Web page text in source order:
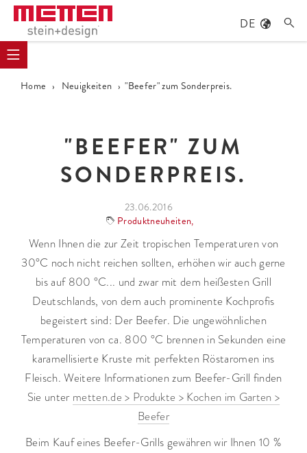
DE 
Home › Neuigkeiten › "Beefer" zum Sonderpreis.
"BEEFER" ZUM
SONDERPREIS.
23.06.2016
Produktneuheiten,
Wenn Ihnen die zur Zeit tropischen Temperaturen von
30°C noch nicht reichen sollten, erhöhen wir auch gerne
bis auf 800 °C... und zwar mit dem heißesten Grill
Deutschlands, von dem auch prominente Kochprofis
begeistert sind: Der Beefer. Die ungewöhnlichen
Temperaturen von ca. 800 °C brennen in Sekunden eine
karamellisierte Kruste mit perfekten Röstaromen ins
Fleisch. Weitere Informationen zum Beefer-Grill finden
Sie unter metten.de > Produkte > Kochen im Garten >
Beefer
Beim Kauf eines Beefer-Grills gewähren wir Ihnen 10 %